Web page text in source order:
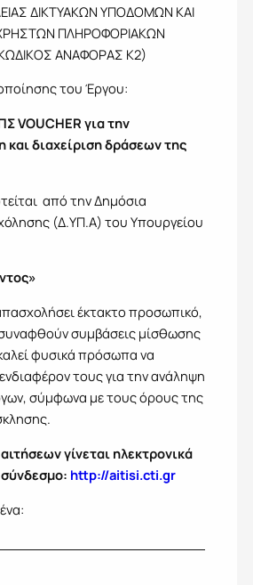
ΔΙΚΤΥΑΚΩΝ ΥΠΟΔΟΜΩΝ ΚΑΙ
ΠΛΗΡΟΦΟΡΙΑΚΩΝ
ΑΝΑΦΟΡΑΣ Κ2)
του Έργου:
VOUCHER για την
διαχείριση δράσεων της
από την Δημόσια
(Δ.ΥΠ.Α) του Υπουργείου
έκτακτο προσωπικό,
συμβάσεις μίσθωσης
φυσικά πρόσωπα να
τους για την ανάληψη
σύμφωνα με τους όρους της
γίνεται ηλεκτρονικά
http://aitisi.cti.gr